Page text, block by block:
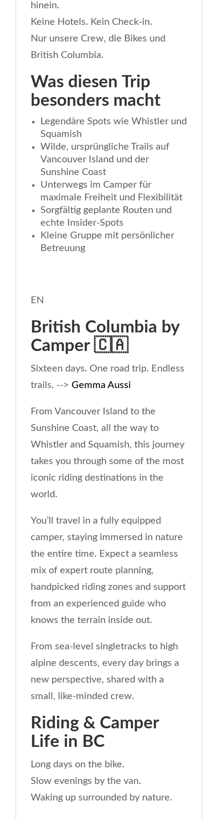
hinein.
Keine Hotels. Kein Check-in.
Nur unsere Crew, die Bikes und
British Columbia.
Was diesen Trip
besonders macht
Legendäre Spots wie Whistler und
Squamish
Wilde, ursprüngliche Trails auf
Vancouver Island und der
Sunshine Coast
Unterwegs im Camper für
maximale Freiheit und Flexibilität
Sorgfältig geplante Routen und
echte Insider-Spots
Kleine Gruppe mit persönlicher
Betreuung
EN
British Columbia by
Camper 🇨🇦
Sixteen days. One road trip. Endless
trails. --> Gemma Aussi
From Vancouver Island to the
Sunshine Coast, all the way to
Whistler and Squamish, this journey
takes you through some of the most
iconic riding destinations in the
world.
You’ll travel in a fully equipped
camper, staying immersed in nature
the entire time. Expect a seamless
mix of expert route planning,
handpicked riding zones and support
from an experienced guide who
knows the terrain inside out.
From sea-level singletracks to high
alpine descents, every day brings a
new perspective, shared with a
small, like-minded crew.
Riding & Camper
Life in BC
Long days on the bike.
Slow evenings by the van.
Waking up surrounded by nature.